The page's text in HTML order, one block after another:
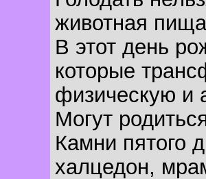
животная
В этот день
которые
физическую и
Могут
Камни пятого
халцедон,